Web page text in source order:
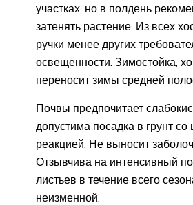
участках, но в полдень
затенять растение. Из всех
ручки менее других
освещенности. Зимостойка,
переносит зимы средней
Почвы предпочитает
допустима посадка в грунт
реакцией. Не выносит
Отзывчива на интенсивный
листьев в течение всего
неизменной.